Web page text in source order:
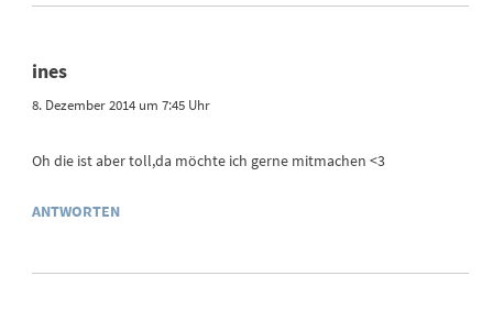
ines
8. Dezember 2014 um 7:45 Uhr
Oh die ist aber toll,da möchte ich gerne mitmachen <3
ANTWORTEN